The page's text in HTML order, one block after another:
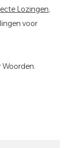
Lozingen,
voor
Woorden.